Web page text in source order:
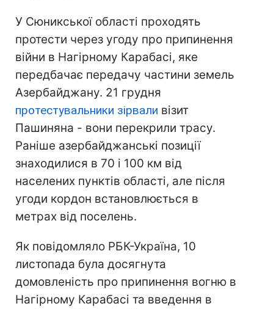
У Сюникської області проходять
протести через угоду про припинення
війни в Нагірному Карабасі, яке
передбачає передачу частини земель
Азербайджану. 21 грудня
протестувальники зірвали візит
Пашиняна - вони перекрили трасу.
Раніше азербайджанські позиції
знаходилися в 70 і 100 км від
населених пунктів області, але після
угоди кордон встановлюється в
метрах від поселень.
Як повідомляло РБК-Україна, 10
листопада була досягнута
домовленість про припинення вогню в
Нагірному Карабасі та введення в